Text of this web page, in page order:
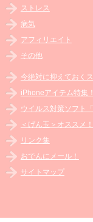
ストレス
病気
アフィリエイト
その他
今絶対に抑えておく
iPhoneアイテム特集
ウイルス対策ソフト
＜げん玉＞オススメ！
リンク集
おでんにメール！
サイトマップ